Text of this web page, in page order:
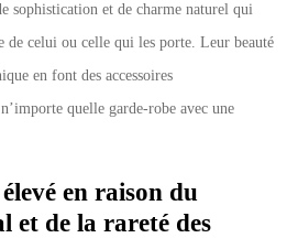
sophistication et de charme naturel qui
de celui ou celle qui les porte. Leur beauté
en font des accessoires
quelle garde-robe avec une
en raison du
et de la rareté des